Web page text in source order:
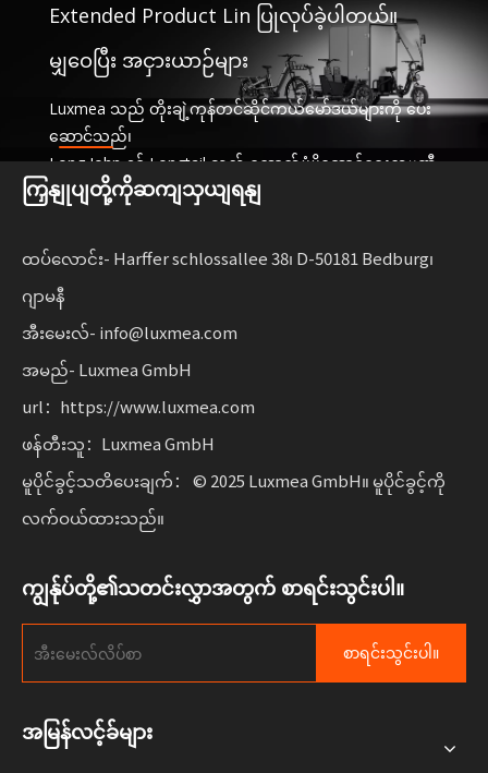
Extended Product Lin ပြုလုပ်ခဲ့ပါတယ်။
မျှဝေပြီး အငှားယာဉ်များ
Luxmea သည် တိုးချဲ့ကုန်တင်ဆိုင်ကယ်မော်ဒယ်များကို ပေး
ဆောင်သည်၊
Long John နှင့် Longtail သည် ထောက်ပံ့ပို့ဆောင်ရေးကုမ္ပဏီ
များအတွက် အံဝင်ခွင်ကျဖြစ်ပြီး၊
နည်းများသည် လုပ်ဆောင်နိုင်စွမ်းကို ပေါင်းစပ်ထားသည်။
စီးပွားရေးလုပ်ငန်းများအတွက် လိုက်လျောညီထွေရှိမှုနှင့်အတူ
စဉ်ဆက်မပြတ်ရွေ့လျားနိုင်မှုကို ချဲ့ထွင်ပါ။
ကြှနျုပျတို့ကိုဆကျသှယျရနျ
ထပ်လောင်း- Harffer schlossallee 38၊ D-50181 Bedburg၊
ဂျာမနီ
အီးမေးလ်- info@luxmea.com
အမည်- Luxmea GmbH
url：https://www.luxmea.com
ဖန်တီးသူ：Luxmea GmbH
မူပိုင်ခွင့်သတိပေးချက်： © 2025 Luxmea GmbH။ မူပိုင်ခွင့်ကို
လက်ဝယ်ထားသည်။
ကျွန်ုပ်တို့၏သတင်းလွှာအတွက် စာရင်းသွင်းပါ။
စာရင်းသွင်းပါ။
အမြန်လင့်ခ်များ